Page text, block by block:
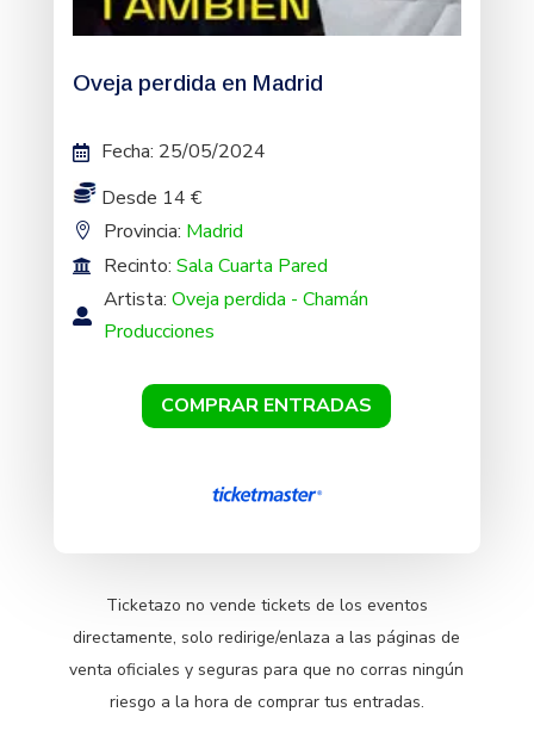
Oveja perdida en Madrid
Fecha: 25/05/2024
Desde 14 €
Provincia: Madrid
Recinto: Sala Cuarta Pared
Artista: Oveja perdida - Chamán
Producciones
COMPRAR ENTRADAS
Ticketazo no vende tickets de los eventos
directamente, solo redirige/enlaza a las páginas de
venta oficiales y seguras para que no corras ningún
riesgo a la hora de comprar tus entradas.